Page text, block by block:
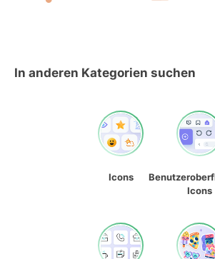
In anderen Kategorien suchen
Icons
Icons